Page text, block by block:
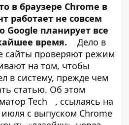
в браузере Chrome в
работает не совсем
Google планирует все
время.
Дело в
сайты проверяют режим
на том, чтобы
в систему, прежде чем
статью. Об этом
Tech
, ссылаясь на
июля с выпуском Chrome